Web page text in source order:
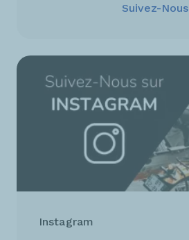
Suivez-Nous
Instagram